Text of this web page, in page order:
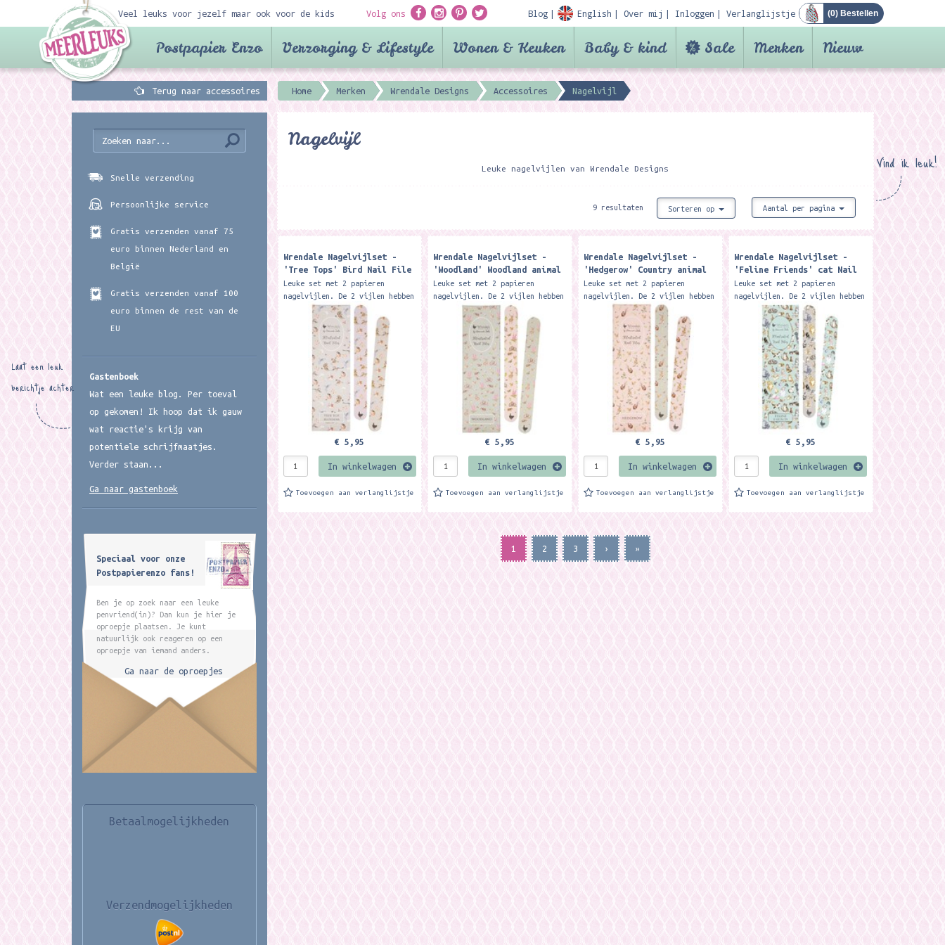
Veel leuks voor jezelf maar ook voor de kids Volg ons Blog English Over mij Inloggen Verlanglijstje (0) Bestellen
Postpapier Enzo Verzorging & Lifestyle Wonen & Keuken Baby & kind Sale Merken Nieuw
Terug naar accessoires Home Merken Wrendale Designs Accessoires Nagelvijl
Vind ik leuk!
Nagelvijl
Leuke nagelvijlen van Wrendale Designs
9 resultaten Sorteren op Aantal per pagina
Wrendale Nagelvijlset -
'Tree Tops' Bird Nail File
Set
Leuke set met 2 papieren
nagelvijlen. De 2 vijlen hebben
ieder een verschillende
achtergrondkleur. Gemaakt van
300 grs karton This
beautiful...
€ 5,95
In winkelwagen
Toevoegen aan verlanglijstje
Wrendale Nagelvijlset -
'Woodland' Woodland animal
Nail File Set
Leuke set met 2 papieren
nagelvijlen. De 2 vijlen hebben
ieder een verschillende
achtergrondkleur. Gemaakt van
300 grs karton This
beautiful...
€ 5,95
In winkelwagen
Toevoegen aan verlanglijstje
Wrendale Nagelvijlset -
'Hedgerow' Country animal
Nail File Set
Leuke set met 2 papieren
nagelvijlen. De 2 vijlen hebben
ieder een verschillende
achtergrondkleur. Gemaakt van
300 grs karton This
beautiful...
€ 5,95
In winkelwagen
Toevoegen aan verlanglijstje
Wrendale Nagelvijlset -
'Feline Friends' cat Nail
File Set
Leuke set met 2 papieren
nagelvijlen. De 2 vijlen hebben
ieder een verschillende
achtergrondkleur. Gemaakt van
300 grs karton This
beautiful...
€ 5,95
In winkelwagen
Toevoegen aan verlanglijstje
1 2 3 › »
Snelle verzending
Persoonlijke service
Gratis verzenden vanaf 75
euro binnen Nederland en
België
Gratis verzenden vanaf 100
euro binnen de rest van de
EU
Gastenboek
Wat een leuke blog. Per toeval
op gekomen! Ik hoop dat ik gauw
wat reactie's krijg van
potentiele schrijfmaatjes.
Verder staan...
Laat een leuk
berichtje achter
Ga naar gastenboek
Speciaal voor onze
Postpapierenzo fans!
Ben je op zoek naar een leuke
penvriend(in)? Dan kun je hier je
oproepje plaatsen. Je kunt
natuurlijk ook reageren op een
oproepje van iemand anders.
Ga naar de oproepjes
Betaalmogelijkheden
Verzendmogelijkheden